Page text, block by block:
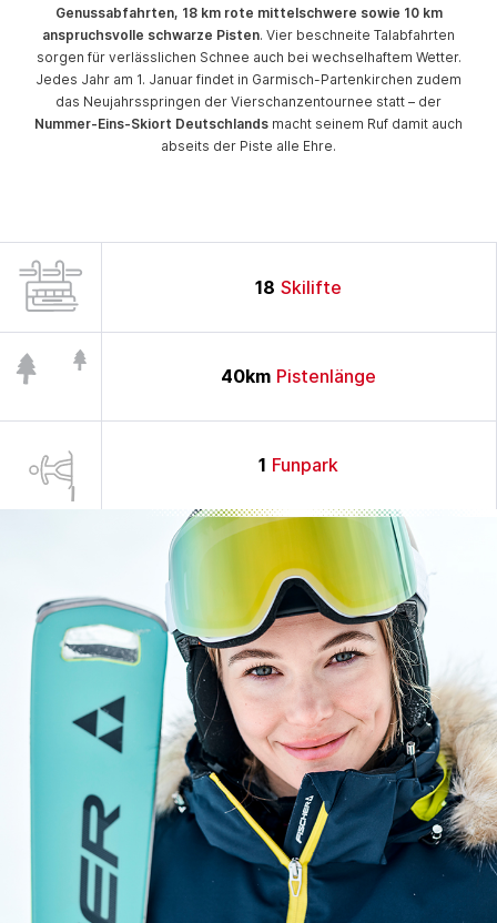
Genussabfahrten, 18 km rote mittelschwere sowie 10 km
anspruchsvolle schwarze Pisten. Vier beschneite Talabfahrten
sorgen für verlässlichen Schnee auch bei wechselhaftem Wetter.
Jedes Jahr am 1. Januar findet in Garmisch-Partenkirchen zudem
das Neujahrsspringen der Vierschanzentournee statt – der
Nummer-Eins-Skiort Deutschlands macht seinem Ruf damit auch
abseits der Piste alle Ehre.
18 Skilifte
40km Pistenlänge
1 Funpark